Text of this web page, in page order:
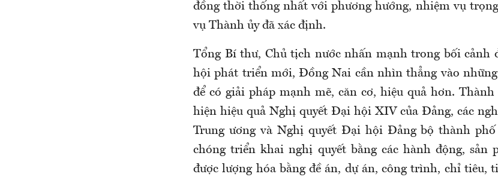
đồng thời thống nhất với phương hướng, nhiệm vụ
vụ Thành ủy đã xác định.
Tổng Bí thư, Chủ tịch nước nhấn mạnh trong bối cảnh
hội phát triển mới, Đồng Nai cần nhìn thẳng vào những
để có giải pháp mạnh mẽ, căn cơ, hiệu quả hơn.
hiện hiệu quả Nghị quyết Đại hội XIV của Đảng, các
Trung ương và Nghị quyết Đại hội Đảng bộ thành
chóng triển khai nghị quyết bằng các hành động, sản
được lượng hóa bằng đề án, dự án, công trình, chỉ tiêu,